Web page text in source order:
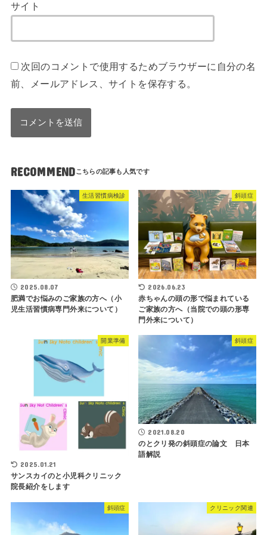
サイト
次回のコメントで使用するためブラウザーに自分の名
前、メールアドレス、サイトを保存する。
RECOMMEND
生活習慣病検診
2025.08.07
肥満でお悩みのご家族の方へ（小
児生活習慣病専門外来について）
斜頭症
2026.06.23
赤ちゃんの頭の形で悩まれている
ご家族の方へ（当院での頭の形専
門外来について）
開業準備
2025.01.21
サンスカイのと小児科クリニック
院長紹介をします
斜頭症
2021.08.20
のとクリ発の斜頭症の論文 日本
語解説
斜頭症 クリニック関連